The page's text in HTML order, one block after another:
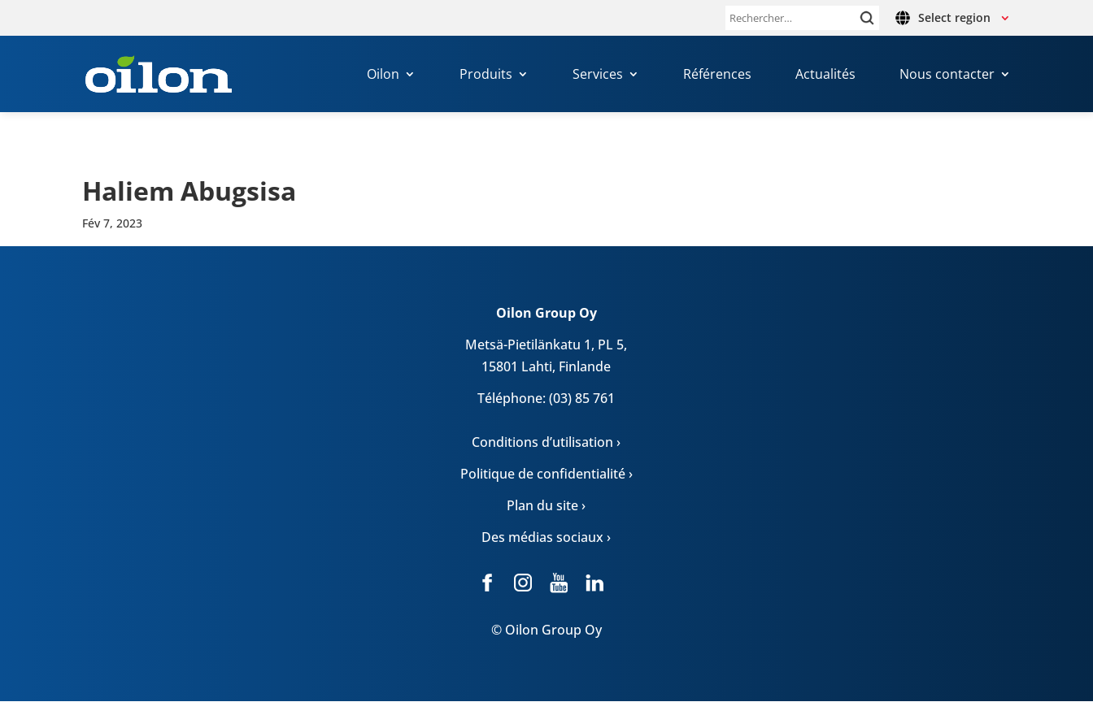
Rechercher : Select region
Oilon Produits Services Références Actualités Nous contacter
Haliem Abug­sisa
Fév 7, 2023
Oilon Group Oy
Metsä-Pietilänkatu 1, PL 5,
15801 Lahti, Finlande
Téléphone: (03) 85 761
Conditions d’utilisation ›
Politique de confidentialité ›
Plan du site ›
Des médias sociaux ›
© Oilon Group Oy